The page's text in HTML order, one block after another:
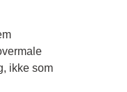
ikke som